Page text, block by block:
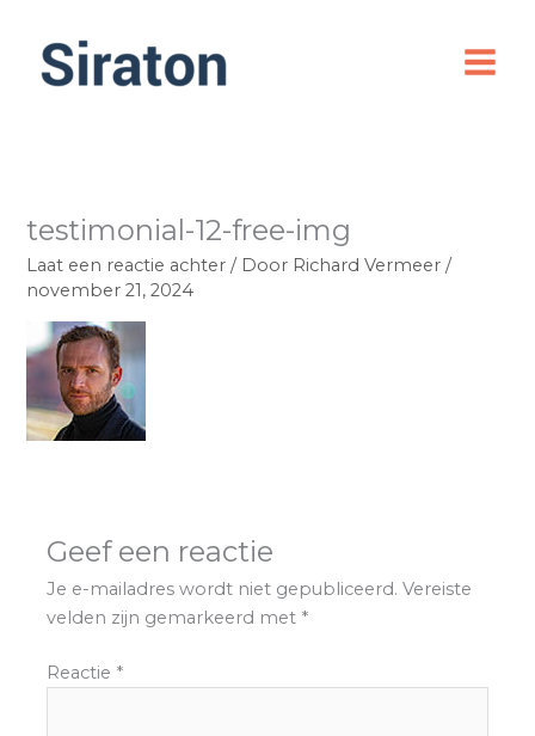
testimonial-12-free-img
Laat een reactie achter / Door Richard Vermeer/
november 21, 2024
Geef een reactie
Je e-mailadres wordt niet gepubliceerd. Vereiste
velden zijn gemarkeerd met *
Reactie *